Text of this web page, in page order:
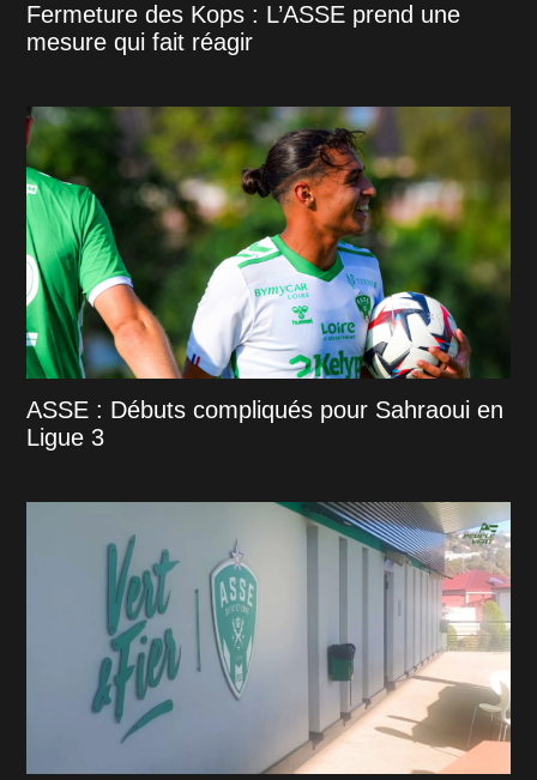
Fermeture des Kops : L’ASSE prend une
mesure qui fait réagir
ASSE : Débuts compliqués pour Sahraoui en
Ligue 3